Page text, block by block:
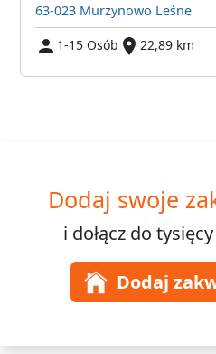
63-023 Murzynowo Leśne
1-15 Osób
22,89 km
Dodaj swoje
i dołącz do tysięcy
Dodaj